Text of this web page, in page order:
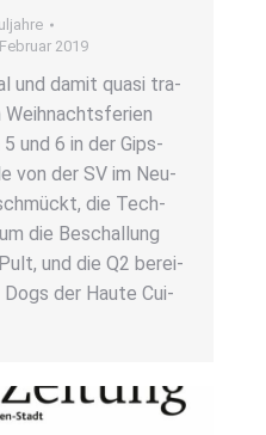
2019
und damit qua­si tra­
und 6 in der Gips­
von der SV im Neu­
die Tech­­
die Beschal­lung
und die Q2 berei­
der Hau­te Cui­